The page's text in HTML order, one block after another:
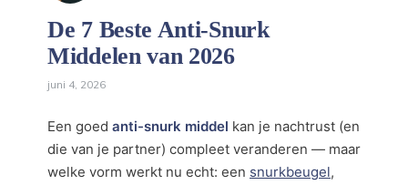
De 7 Beste Anti-Snurk
Middelen van 2026
juni 4, 2026
Een goed anti-snurk middel kan je nachtrust (en
die van je partner) compleet veranderen — maar
welke vorm werkt nu echt: een snurkbeugel,